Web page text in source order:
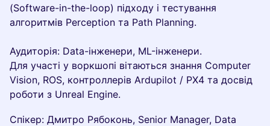
(Software-in-the-loop) підходу і тестування
алгоритмів Perception та Path Planning.
Аудиторія: Data-інженери, ML-інженери.
Для участі у воркшопі вітаються знання Computer
Vision, ROS, контроллерів Ardupilot / PX4 та досвід
роботи з Unreal Engine.
Спікер: Дмитро Рябоконь, Senior Manager, Data